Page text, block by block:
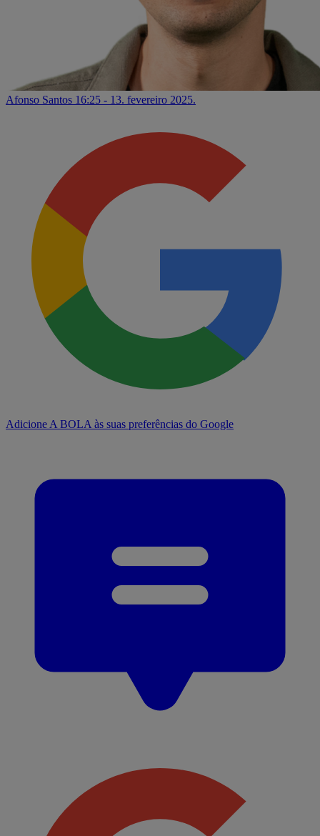
Afonso Santos 16:25 - 13. fevereiro 2025.
Adicione A BOLA às suas preferências do Google